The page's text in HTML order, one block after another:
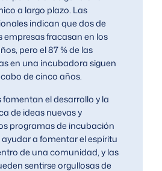
a largo plazo. Las
indican que dos de
empresas fracasan en los
pero el 87 % de las
en una incubadora siguen
de cinco años.
el desarrollo y la
de ideas nuevas y
programas de incubación
a fomentar el espíritu
de una comunidad, y las
sentirse orgullosas de